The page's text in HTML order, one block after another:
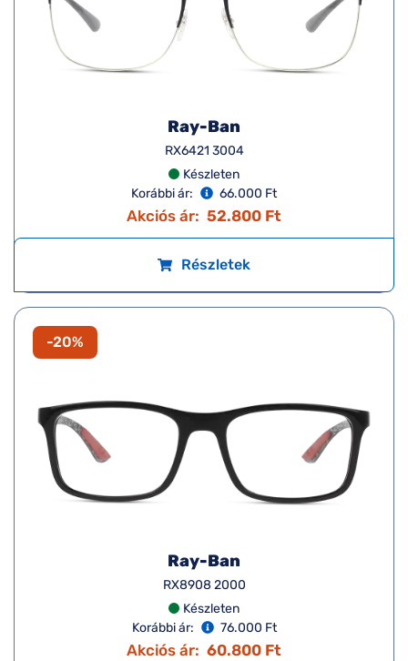
Ray-Ban
RX6421 3004
Készleten
Korábbi ár:
66.000 Ft
Akciós ár: 52.800 Ft
Részletek
-20%
Ray-Ban
RX8908 2000
Készleten
Korábbi ár:
76.000 Ft
Akciós ár: 60.800 Ft